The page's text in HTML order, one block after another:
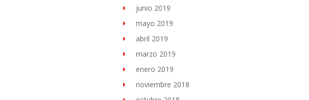
junio 2019
mayo 2019
abril 2019
marzo 2019
enero 2019
noviembre 2018